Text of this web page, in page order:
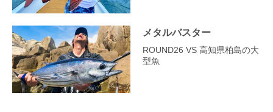
メタルバスター
ROUND26 VS 高知県柏島の大
型魚